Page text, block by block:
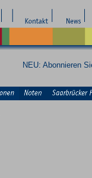
NEU: Abonnieren